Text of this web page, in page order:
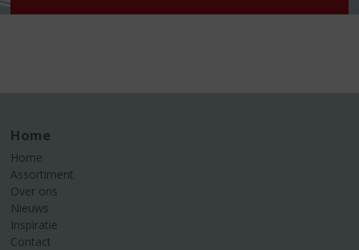
Home
Home
Assortiment
Over ons
Nieuws
Inspiratie
Contact